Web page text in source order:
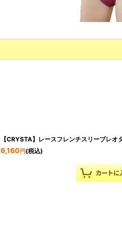
【CRYSTA】レースフレンチスリーブレオ
6,160 円(税込)